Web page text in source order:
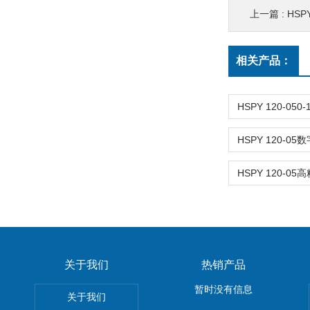
上一篇 : HSPY
相关产品：
关于我们
关于我们
热销产品
暂时没有信息